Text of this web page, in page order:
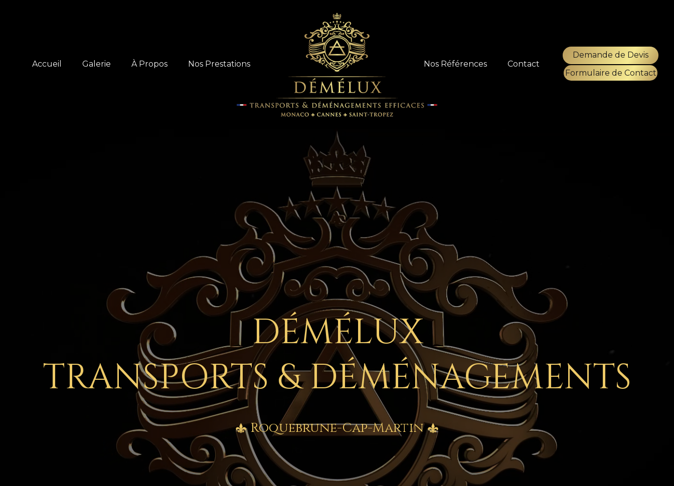
Accueil Galerie À Propos Nos Prestations Nos Références Contact
Demande de Devis
Formulaire de Contact
DÉMÉLUX
TRANSPORTS & DÉMÉNAGEMENTS
Roquebrune-Cap-Martin